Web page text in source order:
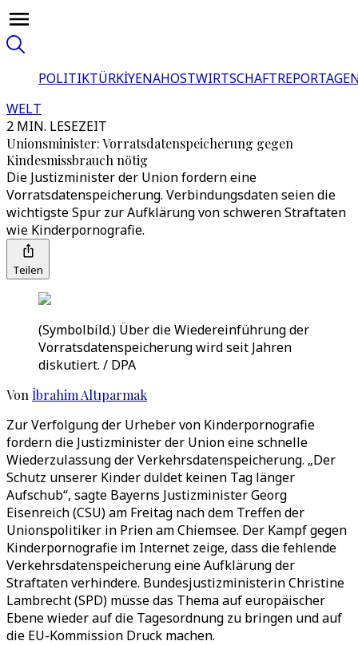
POLITIKTÜRKİYENAHOSTWIRTSCHAFT
WELT
2 MIN. LESEZEIT
Unionsminister: Vorratsdatenspeicherung gegen
Kindesmissbrauch nötig
Die Justizminister der Union fordern eine
Vorratsdatenspeicherung. Verbindungsdaten seien die
wichtigste Spur zur Aufklärung von schweren Straftaten
wie Kinderpornografie.
Teilen
(Symbolbild.) Über die Wiedereinführung der
Vorratsdatenspeicherung wird seit Jahren
diskutiert. / DPA
Von İbrahim Altıparmak
Zur Verfolgung der Urheber von Kinderpornografie
fordern die Justizminister der Union eine schnelle
Wiederzulassung der Verkehrsdatenspeicherung. „Der
Schutz unserer Kinder duldet keinen Tag länger
Aufschub“, sagte Bayerns Justizminister Georg
Eisenreich (CSU) am Freitag nach dem Treffen der
Unionspolitiker in Prien am Chiemsee. Der Kampf gegen
Kinderpornografie im Internet zeige, dass die fehlende
Verkehrsdatenspeicherung eine Aufklärung der
Straftaten verhindere. Bundesjustizministerin Christine
Lambrecht (SPD) müsse das Thema auf europäischer
Ebene wieder auf die Tagesordnung zu bringen und auf
die EU-Kommission Druck machen.